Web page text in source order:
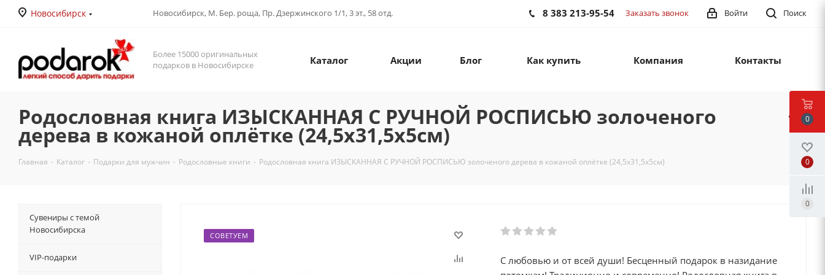
Новосибирск Новосибирск, М. Бер. роща, Пр. Дзержинского 1/1, 3 эт., 58 отд. Поиск
Войти
8 383 213-95-54 Заказать звонок
Более 15000 оригинальных
подарков в Новосибирске
Каталог Акции Блог Как купить Компания Контакты
Родословная книга ИЗЫСКАННАЯ С РУЧНОЙ РОСПИСЬЮ золоченого
дерева в кожаной оплётке (24,5х31,5х5см)
Главная - Каталог - Подарки для мужчин - Родословные книги - Родословная книга ИЗЫСКАННАЯ С РУЧНОЙ РОСПИСЬЮ золоченого дерева в кожаной оплётке (24,5х31,5х5см)
СОВЕТУЕМ
С любовью и от всей души! Бесценный подарок в назидание
Сувениры с темой
Новосибирска
VIP-подарки
0
0
0